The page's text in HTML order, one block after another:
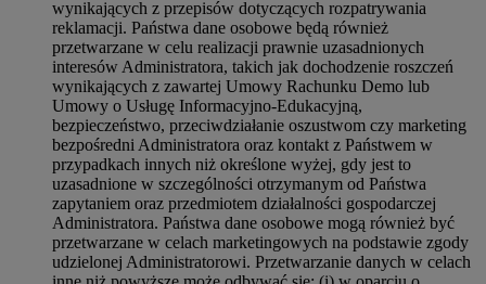
wynikających z przepisów dotyczących rozpatrywania
reklamacji. Państwa dane osobowe będą również
przetwarzane w celu realizacji prawnie uzasadnionych
interesów Administratora, takich jak dochodzenie roszczeń
wynikających z zawartej Umowy Rachunku Demo lub
Umowy o Usługę Informacyjno-Edukacyjną,
bezpieczeństwo, przeciwdziałanie oszustwom czy marketing
bezpośredni Administratora oraz kontakt z Państwem w
przypadkach innych niż określone wyżej, gdy jest to
uzasadnione w szczególności otrzymanym od Państwa
zapytaniem oraz przedmiotem działalności gospodarczej
Administratora. Państwa dane osobowe mogą również być
przetwarzane w celach marketingowych na podstawie zgody
udzielonej Administratorowi. Przetwarzanie danych w celach